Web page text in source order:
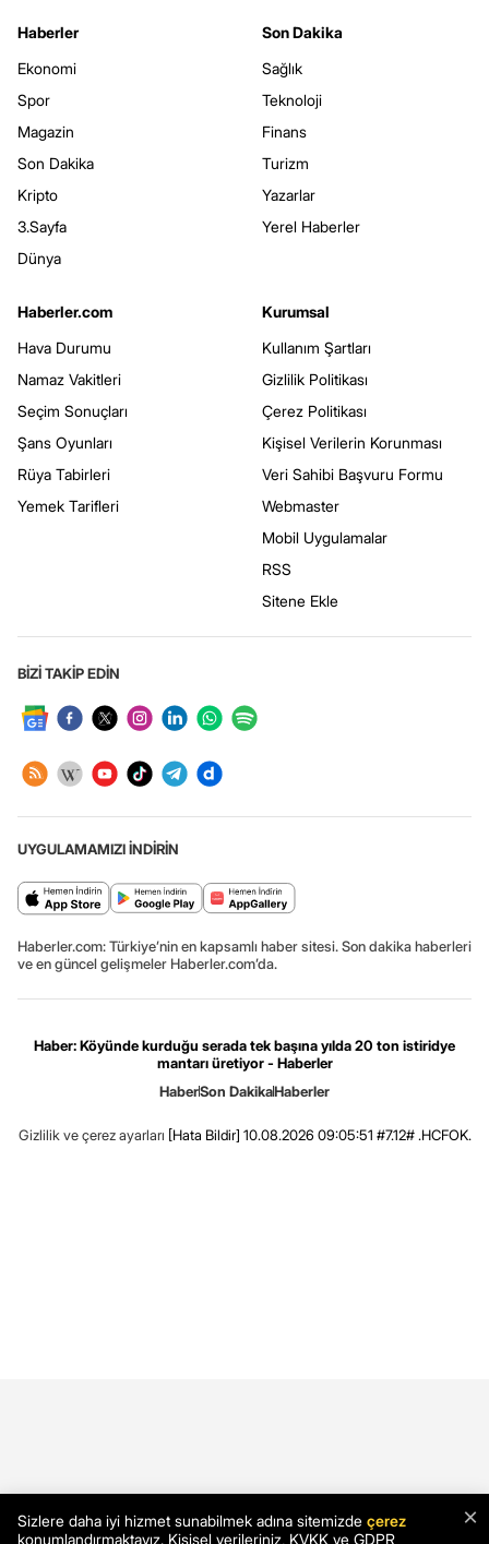
Haberler
Ekonomi
Spor
Magazin
Son Dakika
Kripto
3.Sayfa
Dünya
Son Dakika
Sağlık
Teknoloji
Finans
Turizm
Yazarlar
Yerel Haberler
Haberler.com
Hava Durumu
Namaz Vakitleri
Seçim Sonuçları
Şans Oyunları
Rüya Tabirleri
Yemek Tarifleri
Kurumsal
Kullanım Şartları
Gizlilik Politikası
Çerez Politikası
Kişisel Verilerin Korunması
Veri Sahibi Başvuru Formu
Webmaster
Mobil Uygulamalar
RSS
Sitene Ekle
BİZİ TAKİP EDİN
UYGULAMAMIZI İNDİRİN
Haberler.com: Türkiye’nin en kapsamlı haber sitesi. Son dakika haberleri
ve en güncel gelişmeler Haberler.com’da.
Haber: Köyünde kurduğu serada tek başına yılda 20 ton istiridye
mantarı üretiyor - Haberler
HaberSon DakikaHaberler
Gizlilik ve çerez ayarları [Hata Bildir] 10.08.2026 09:05:51 #7.12# .HCFOK.
×
Sizlere daha iyi hizmet sunabilmek adına sitemizde çerez
konumlandırmaktayız. Kişisel verileriniz, KVKK ve GDPR